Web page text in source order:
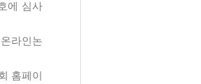
에 심사
라인논
홈페이